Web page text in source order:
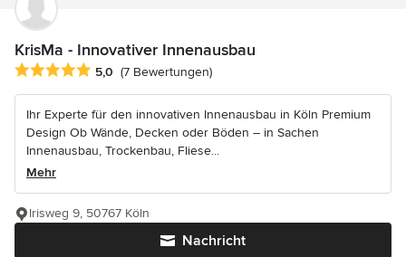
KrisMa - Innovativer Innenausbau
Durchschnittliche Bewertung: 5 von 5 Sternen
5,0 (7 Bewertungen)
Ihr Experte für den innovativen Innenausbau in Köln Premium
Design Ob Wände, Decken oder Böden – in Sachen
Innenausbau, Trockenbau, Fliese...
Mehr
Nachricht
Irisweg 9, 50767 Köln